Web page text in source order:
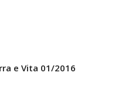
e Vita 01/2016